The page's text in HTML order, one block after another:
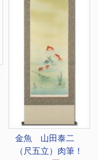
金魚 山田泰二
（尺五立）肉筆！